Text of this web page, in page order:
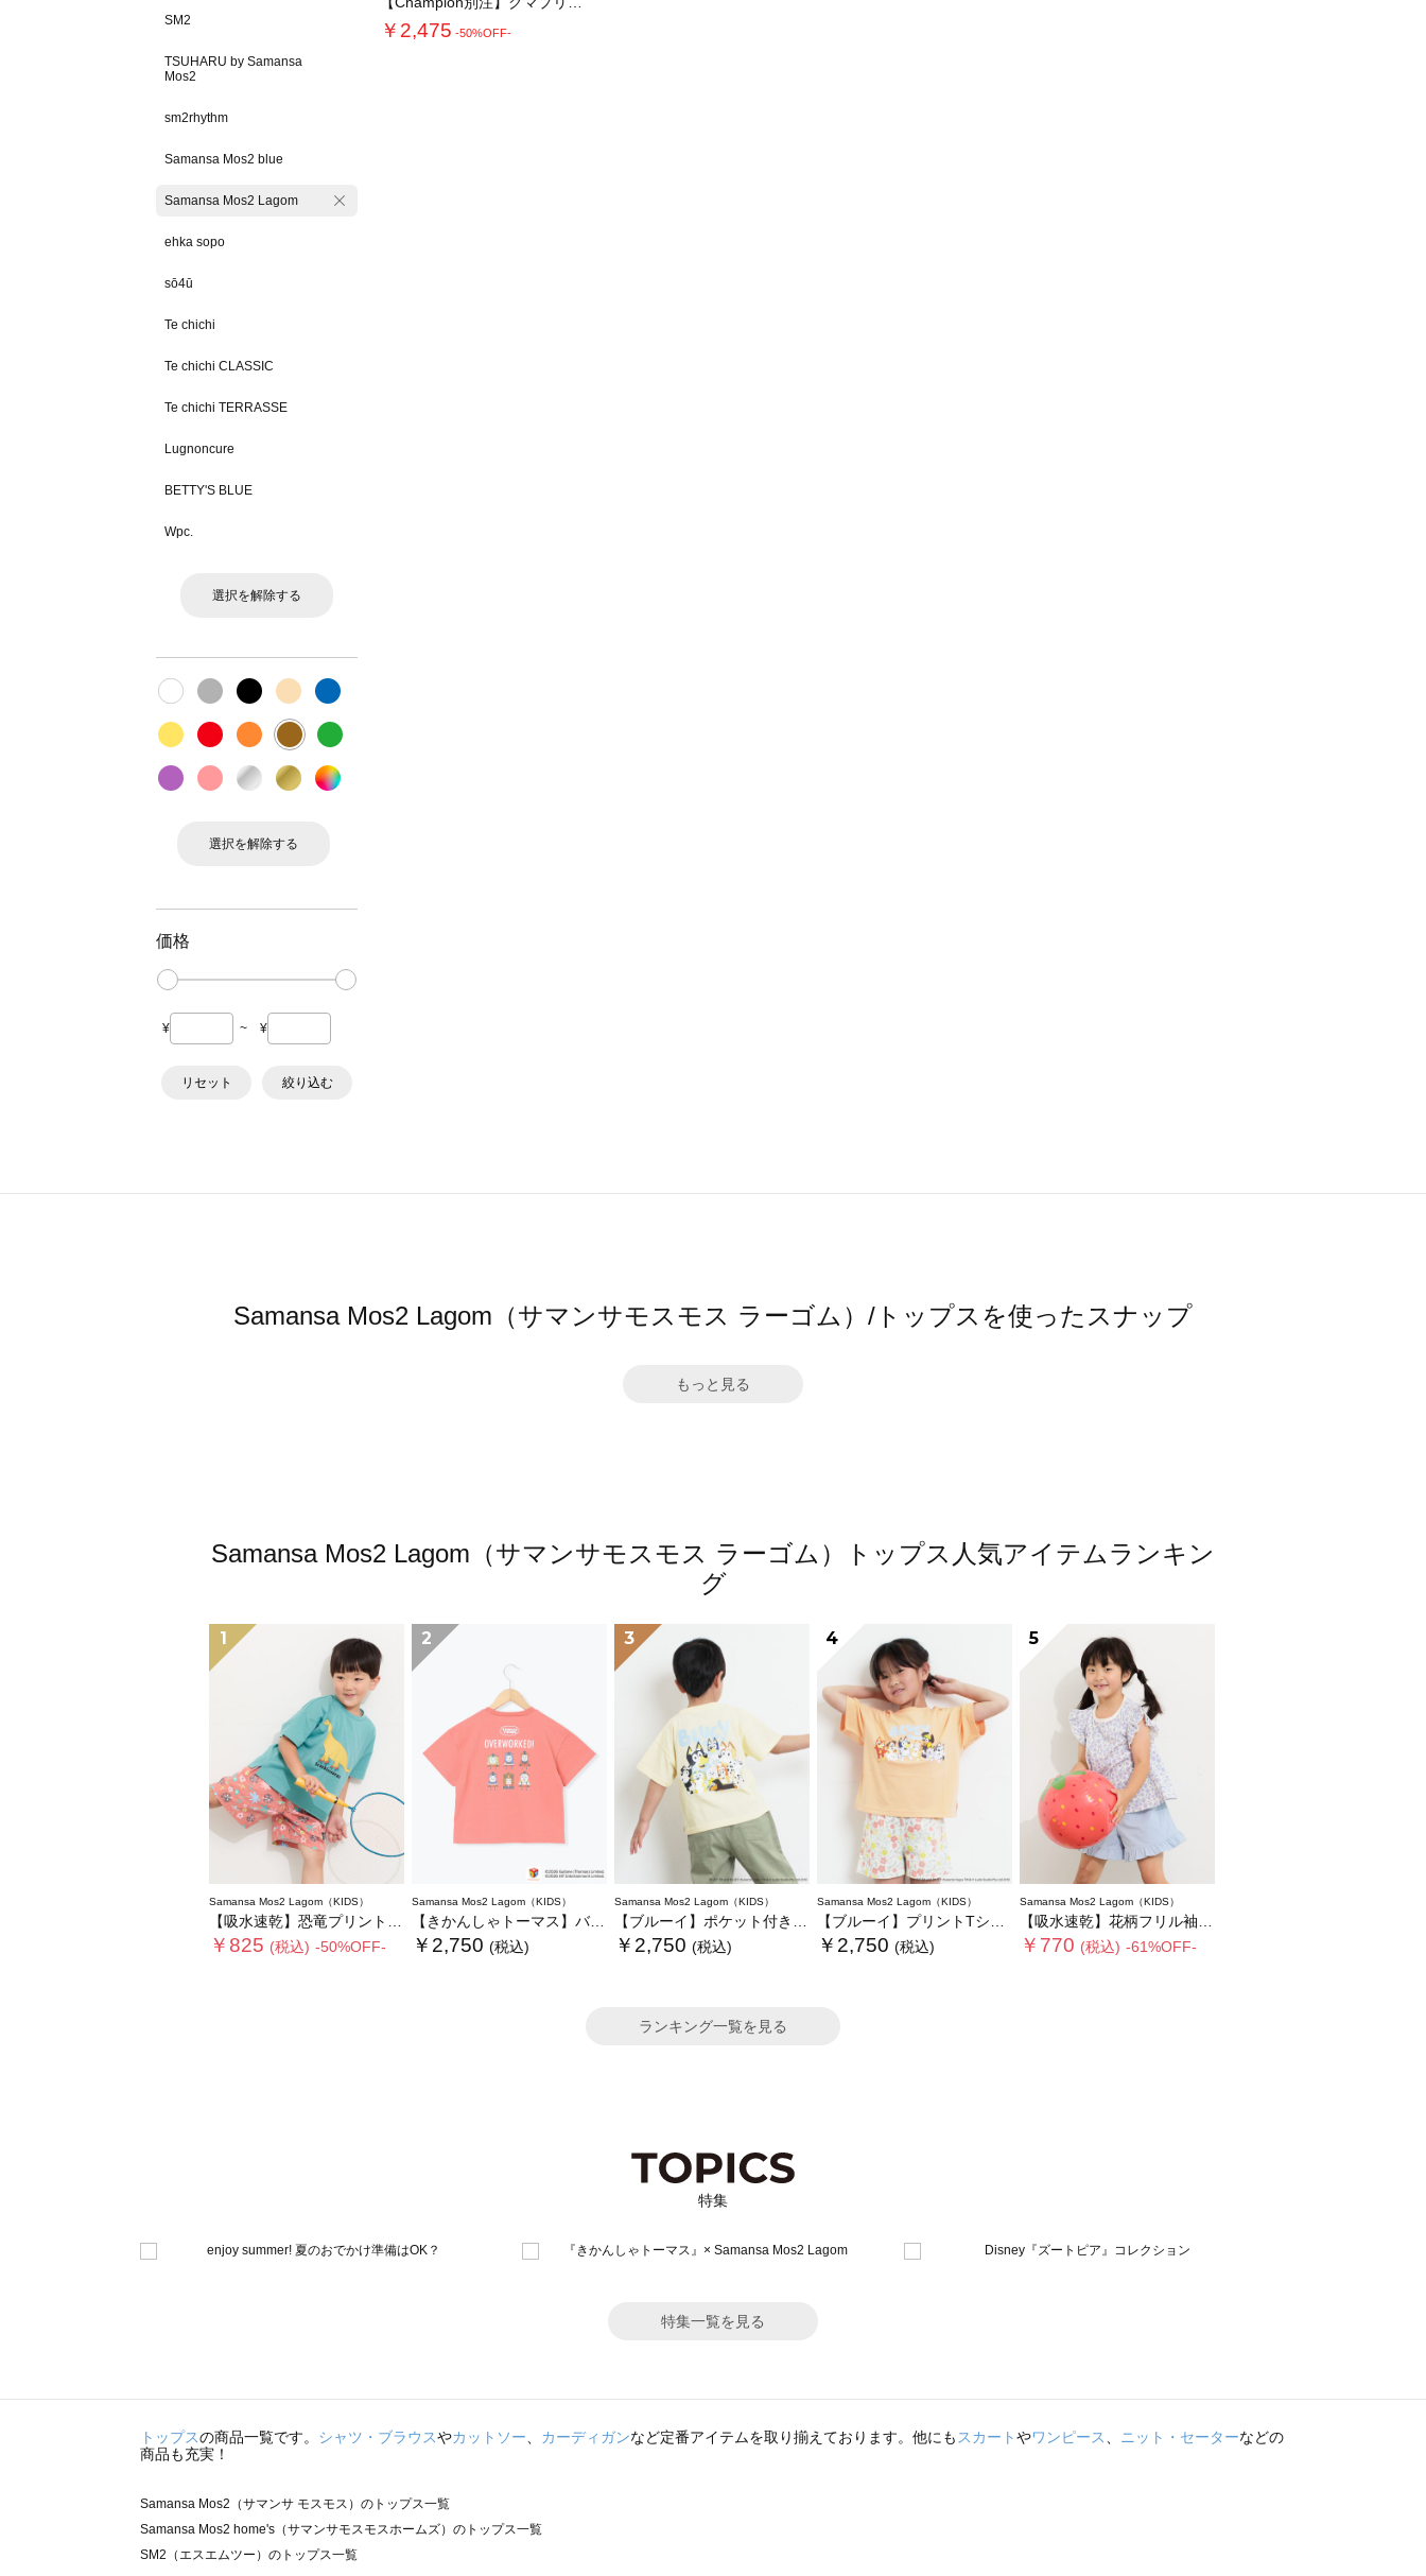
SM2
TSUHARU by Samansa
Mos2
sm2rhythm
Samansa Mos2 blue
Samansa Mos2 Lagom
ehka sopo
sō4ū
Te chichi
Te chichi CLASSIC
Te chichi TERRASSE
Lugnoncure
BETTY'S BLUE
Wpc.
選択を解除する
選択を解除する
価格
¥ ~ ¥
リセット 絞り込む
￥2,475 -50%OFF-
Samansa Mos2 Lagom（サマンサモスモス ラーゴム）/トップスを使ったスナップ
もっと見る
Samansa Mos2 Lagom（サマンサモスモス ラーゴム）トップス人気アイテムランキン
グ
1
Samansa Mos2 Lagom（KIDS）
【吸水速乾】恐竜プリントTシャツ
￥825 (税込) -50%OFF-
2
Samansa Mos2 Lagom（KIDS）
【きかんしゃトーマス】バックプリントTシャツ
￥2,750 (税込)
3
Samansa Mos2 Lagom（KIDS）
【ブルーイ】ポケット付きプリントTシャツ
￥2,750 (税込)
4
Samansa Mos2 Lagom（KIDS）
【ブルーイ】プリントTシャツ
￥2,750 (税込)
5
Samansa Mos2 Lagom（KIDS）
【吸水速乾】花柄フリル袖Tシャツ
￥770 (税込) -61%OFF-
ランキング一覧を見る
特集
特集一覧を見る
トップスの商品一覧です。 シャツ・ブラウスやカットソー、 カーディガンなど定番アイテムを取り揃えております。他にもスカートやワンピース、 ニット・セーターなどの
商品も充実！
Samansa Mos2（サマンサ モスモス）のトップス一覧
Samansa Mos2 home's（サマンサモスモスホームズ）のトップス一覧
SM2（エスエムツー）のトップス一覧